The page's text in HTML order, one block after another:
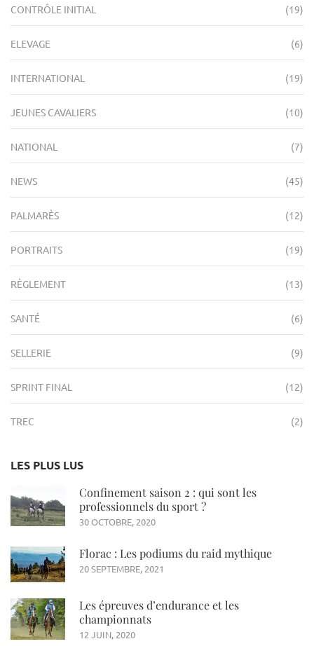
CONTRÔLE INITIAL (19)
ELEVAGE (6)
INTERNATIONAL (19)
JEUNES CAVALIERS (10)
NATIONAL (7)
NEWS (45)
PALMARÈS (12)
PORTRAITS (19)
RÈGLEMENT (13)
SANTÉ (6)
SELLERIE (9)
SPRINT FINAL (12)
TREC (2)
LES PLUS LUS
Confinement saison 2 : qui sont les
professionnels du sport ?
30 OCTOBRE, 2020
Florac : Les podiums du raid mythique
20 SEPTEMBRE, 2021
Les épreuves d’endurance et les
championnats
12 JUIN, 2020